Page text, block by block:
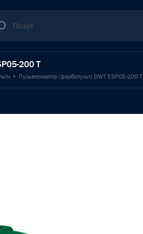
200 T
Пульверизатор (фарбопульт) DWT ESP05-200 T